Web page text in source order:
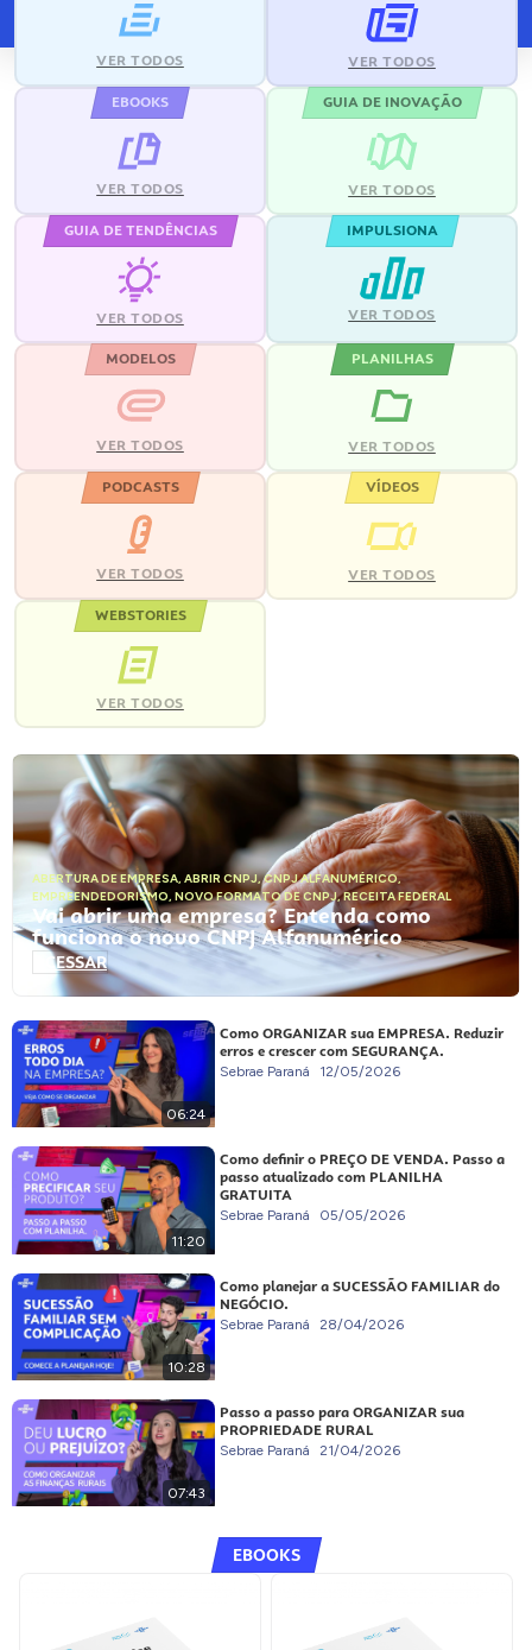
VER TODOS VER TODOS
EBOOKS
VER TODOS
GUIA DE INOVAÇÃO
VER TODOS
GUIA DE TENDÊNCIAS
VER TODOS
IMPULSIONA
VER TODOS
MODELOS
VER TODOS
PLANILHAS
VER TODOS
PODCASTS
VER TODOS
VÍDEOS
VER TODOS
WEBSTORIES
VER TODOS
ABERTURA DE EMPRESA, ABRIR CNPJ,CNPJ ALFANUMÉRICO,
EMPREENDEDORISMO, NOVO FORMATO DE CNPJ,RECEITA FEDERAL
Vai abrir uma empresa? Entenda como
funciona o novo CNPJ Alfanumérico
ACESSAR
06:24
Como ORGANIZAR sua EMPRESA. Reduzir
erros e crescer com SEGURANÇA.
Sebrae Paraná 12/05/2026
11:20
Como definir o PREÇO DE VENDA. Passo a
passo atualizado com PLANILHA
GRATUITA
Sebrae Paraná 05/05/2026
10:28
Como planejar a SUCESSÃO FAMILIAR do
NEGÓCIO.
Sebrae Paraná 28/04/2026
07:43
Passo a passo para ORGANIZAR sua
PROPRIEDADE RURAL
Sebrae Paraná 21/04/2026
EBOOKS